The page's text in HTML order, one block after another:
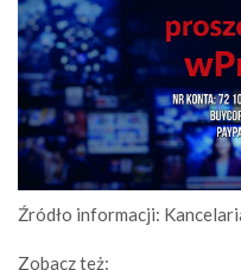
Źródło informacji:
Zobacz też: